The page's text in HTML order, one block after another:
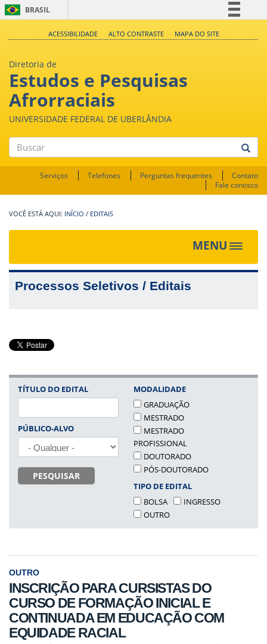
BRASIL
Acesso à informação
ACESSIBILIDADE ALTO CONTRASTE MAPA DO SITE
Diretoria de
Estudos e Pesquisas
Afrorraciais
UNIVERSIDADE FEDERAL DE UBERLÂNDIA
Buscar
Serviços Telefones Perguntas frequentes
Contato
Fale conosco
INÍCIO / EDITAIS
MENU
Toggle
Processos Seletivos / Editais
TÍTULO DO EDITAL
PÚBLICO-ALVO
PESQUISAR
MODALIDADE
GRADUAÇÃO
MESTRADO
MESTRADO
PROFISSIONAL
DOUTORADO
PÓS-DOUTORADO
TIPO DE EDITAL
BOLSA
INGRESSO
OUTRO
OUTRO
INSCRIÇÃO PARA CURSISTAS DO
CURSO DE FORMAÇÃO INICIAL E
CONTINUADA EM EDUCAÇÃO COM
EQUIDADE RACIAL